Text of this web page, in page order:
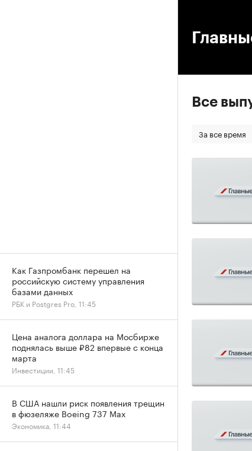
Все
За все время
Как Газпромбанк перешел на
российскую систему управления
базами данных
РБК и Postgres Pro, 11:45
Цена аналога доллара на Мосбирже
поднялась выше ₽82 впервые с конца
марта
Инвестиции, 11:45
В США нашли риск появления трещин
в фюзеляже Boeing 737 Max
Экономика, 11:44